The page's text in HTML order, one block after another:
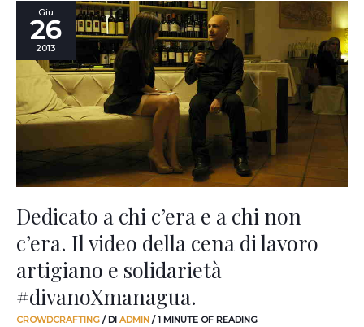
Giu
26
2013
Dedicato a chi c’era e a chi non
c’era. Il video della cena di lavoro
artigiano e solidarietà
#divanoXmanagua.
CROWDCRAFTING / DI ADMIN /1 MINUTE OF READING
Dedicato
chi
non
Il
della
lavoro
artigiano
e
solidarietà
#divanoXmanagua.